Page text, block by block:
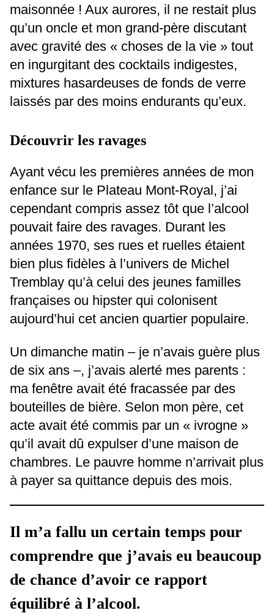
maisonnée ! Aux aurores, il ne restait plus
qu’un oncle et mon grand-père discutant
avec gravité des « choses de la vie » tout
en ingurgitant des cocktails indigestes,
mixtures hasardeuses de fonds de verre
laissés par des moins endurants qu’eux.
Découvrir les ravages
Ayant vécu les premières années de mon
enfance sur le Plateau Mont-Royal, j’ai
cependant compris assez tôt que l’alcool
pouvait faire des ravages. Durant les
années 1970, ses rues et ruelles étaient
bien plus fidèles à l’univers de Michel
Tremblay qu’à celui des jeunes familles
françaises ou hipster qui colonisent
aujourd’hui cet ancien quartier populaire.
Un dimanche matin – je n’avais guère plus
de six ans –, j’avais alerté mes parents :
ma fenêtre avait été fracassée par des
bouteilles de bière. Selon mon père, cet
acte avait été commis par un « ivrogne »
qu’il avait dû expulser d’une maison de
chambres. Le pauvre homme n’arrivait plus
à payer sa quittance depuis des mois.
Il m’a fallu un certain temps pour
comprendre que j’avais eu beaucoup
de chance d’avoir ce rapport
équilibré à l’alcool.